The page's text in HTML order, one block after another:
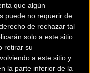
que algún
puede no requerir de
de rechazar tal
solo a este sitio
retirar su
a este sitio y
la parte inferior de la
3ª puntuable, en Girona,
en la Vall de Boí,
del Buff